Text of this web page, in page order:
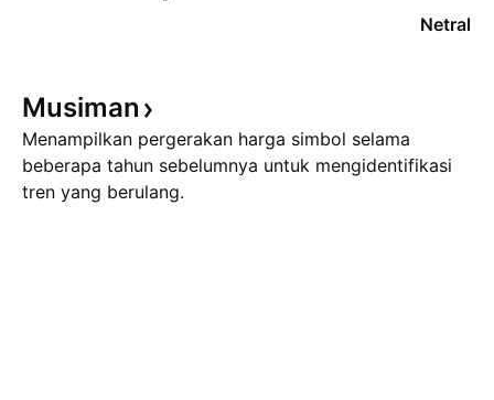
Netral
Musiman
Menampilkan pergerakan harga simbol selama
beberapa tahun sebelumnya untuk mengidentifikasi
tren yang berulang.